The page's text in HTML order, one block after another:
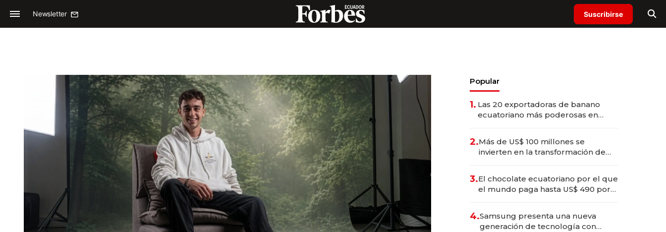
Newsletter Suscribirse
Popular
1. Las 20 exportadoras de banano
ecuatoriano más poderosas en
2.Más de US$ 100 millones se
invierten en la transformación de
3.El chocolate ecuatoriano por el que
el mundo paga hasta US$ 490 por
4.Samsung presenta una nueva
generación de tecnología con